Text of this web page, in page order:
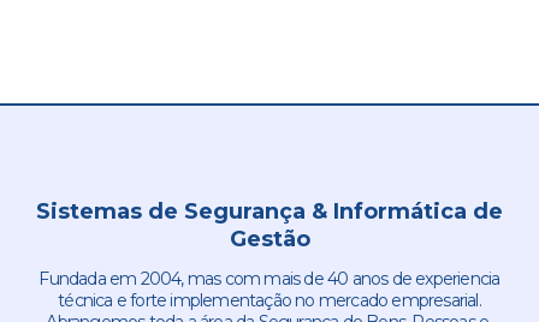
Sistemas de Segurança & Informática de
Gestão
Fundada em 2004, mas com mais de 40 anos de experiencia
técnica e forte implementação no mercado empresarial.